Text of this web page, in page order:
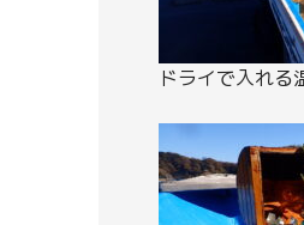
ドライで入れる